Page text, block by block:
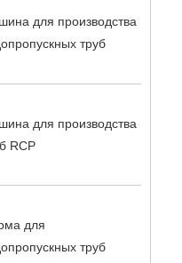
для производства
труб
для производства
RCP
для
труб